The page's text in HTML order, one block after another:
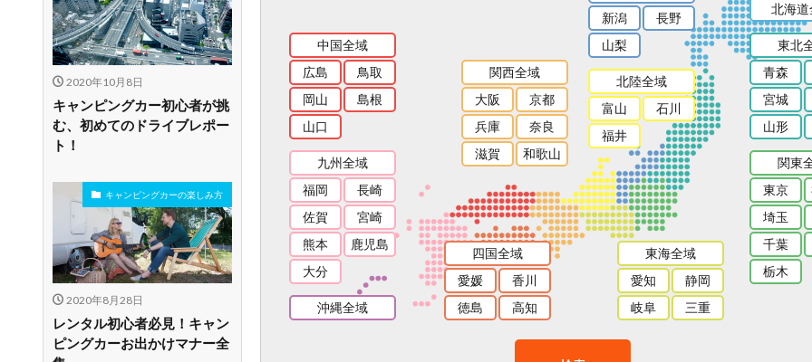
北海
東北
青森
宮城
山形
関東
東京
埼玉
千葉
栃木
新潟
長野
山梨
北陸全域
富山
石川
福井
東海全域
愛知
静岡
岐阜
三重
関西全域
大阪
京都
兵庫
奈良
滋賀
和歌山
中国全域
広島
鳥取
岡山
島根
山口
四国全域
愛媛
香川
徳島
高知
九州全域
福岡
長崎
佐賀
宮崎
熊本
鹿児島
大分
沖縄全域
2020年10月8日
キャンピングカー初心者が挑
む、初めてのドライブレポー
ト！
キャンピングカーの楽しみ方
2020年8月28日
レンタル初心者必見！キャン
ピングカーお出かけマナー全